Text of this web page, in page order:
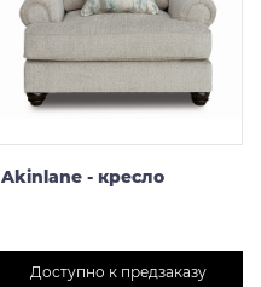
Akinlane - кресло
Доступно к предзаказу